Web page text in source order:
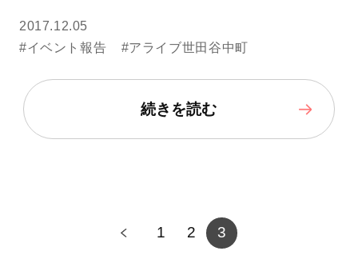
2017.12.05
#イベント報告
#アライブ世田谷中町
続きを読む
1 2 3